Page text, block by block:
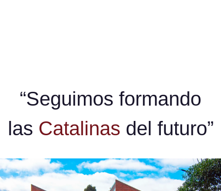
“Seguimos formando
las Catalinas del futuro”